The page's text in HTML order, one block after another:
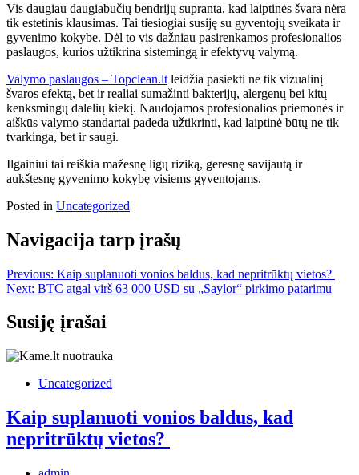
Vis daugiau daugiabučių bendrijų supranta, kad laiptinės švara nėra
tik estetinis klausimas. Tai tiesiogiai susiję su gyventojų sveikata ir
gyvenimo kokybe. Dėl to vis dažniau pasirenkamos profesionalios
paslaugos, kurios užtikrina sistemingą ir efektyvų valymą.
Valymo paslaugos – Topclean.lt leidžia pasiekti ne tik vizualinį
švaros efektą, bet ir realiai sumažinti bakterijų, alergenų bei kitų
kenksmingų dalelių kiekį. Naudojamos profesionalios priemonės ir
aiškūs valymo standartai padeda užtikrinti, kad laiptinė būtų ne tik
tvarkinga, bet ir saugi.
Ilgainiui tai reiškia mažesnę ligų riziką, geresnę savijautą ir
aukštesnę gyvenimo kokybę visiems gyventojams.
Posted in Uncategorized
Navigacija tarp įrašų
Previous: Kaip suplanuoti vonios baldus, kad nepritrūktų vietos?
Next: BTC atgal virš 63 000 USD su „Saylor“ pirkimo patarimu
Susiję įrašai
Uncategorized
Kaip suplanuoti vonios baldus, kad
nepritrūktų vietos?